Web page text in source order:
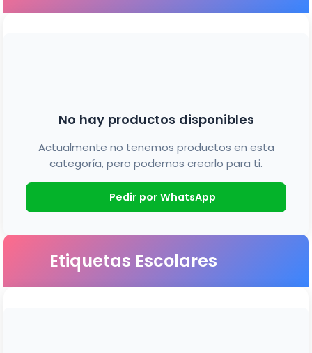
No hay productos disponibles
Actualmente no tenemos productos en esta
categoría, pero podemos crearlo para ti.
Pedir por WhatsApp
Etiquetas Escolares